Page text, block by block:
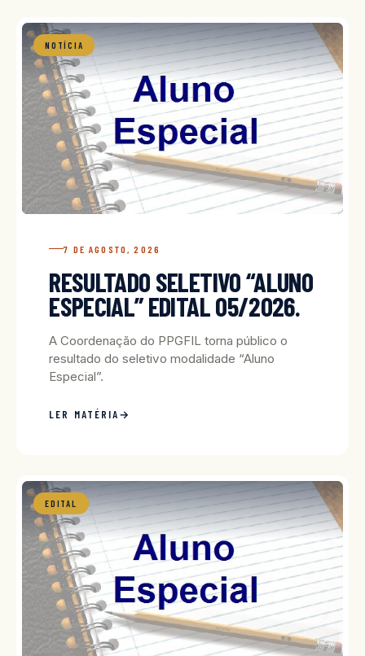
NOTÍCIA
7 DE AGOSTO, 2026
RESULTADO SELETIVO “ALUNO
ESPECIAL” EDITAL 05/2026.
A Coordenação do PPGFIL torna público o
resultado do seletivo modalidade “Aluno
Especial”.
LER MATÉRIA
EDITAL